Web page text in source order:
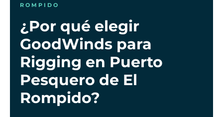
ROMPIDO
¿Por qué elegir
GoodWinds para
Rigging en Puerto
Pesquero de El
Rompido?